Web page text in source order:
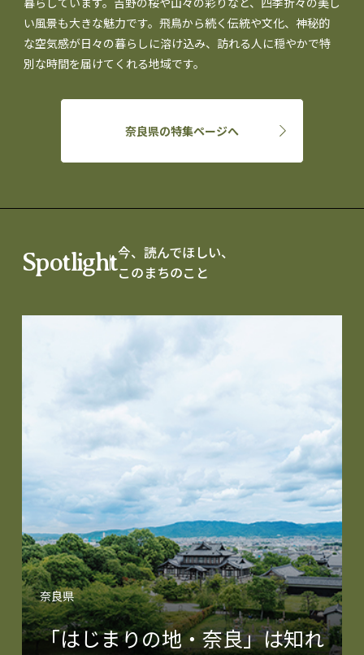
い風景も大きな魅力です。飛鳥から続く伝統や文化、神秘的
な空気感が日々の暮らしに溶け込み、訪れる人に穏やかで特
別な時間を届けてくれる地域です。
奈良県の特集ページへ
Spotlight今、読んでほしい、
このまちのこと
奈良県
「はじまりの地・奈良」は知れ